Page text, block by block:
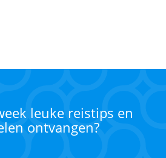
leuke reistips en
ontvangen?